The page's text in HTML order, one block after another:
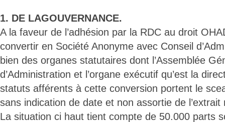
1. DE LAGOUVERNANCE.
A la faveur de l’adhésion par la RDC au droit
convertir en Société Anonyme avec Conseil
bien des organes statutaires dont l’Assemblée
d’Administration et l’organe exécutif qu’est la
statuts afférents à cette conversion portent le
sans indication de date et non assortie de l’extrait
La situation ci haut tient compte de 50.000 parts